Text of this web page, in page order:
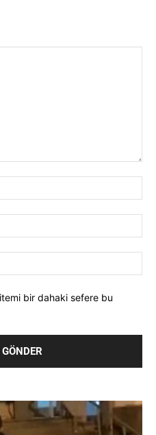
bir dahaki sefere bu